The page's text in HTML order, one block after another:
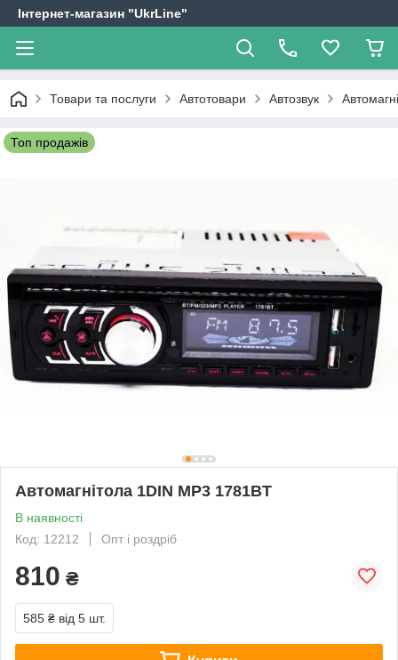
Інтернет-магазин "UkrLine"
Товари та послуги Автотовари Автозвук
Топ продажів
Автомагнітола 1DIN MP3 1781BT
В наявності
Код: 12212
Опт і роздріб
810 ₴
585 ₴ від 5 шт.